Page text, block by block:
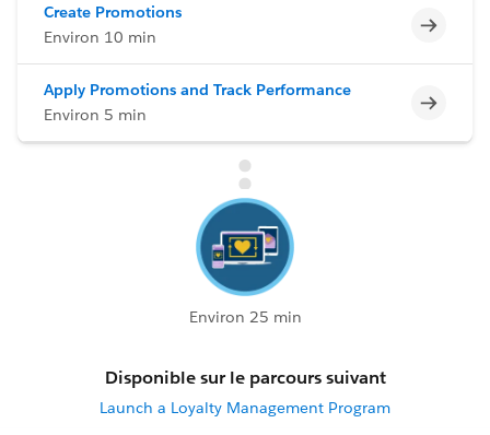
Create Promotions
Environ 10 min
Apply Promotions and Track Performance
Environ 5 min
Environ 25 min
Disponible sur le parcours suivant
Launch a Loyalty Management Program